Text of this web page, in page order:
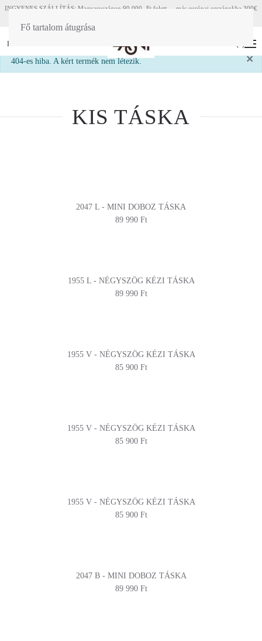
Fő tartalom átugrása
HU
INGYENES SZÁLLÍTÁS: Magyaroszágon 90 000.-Ft felett - más európai országokba 300€
×
info
404-es hiba. A kért termék nem létezik.
KIS TÁSKA
2047 L - MINI DOBOZ TÁSKA
89 990 Ft
1955 L - NÉGYSZÖG KÉZI TÁSKA
89 990 Ft
1955 V - NÉGYSZÖG KÉZI TÁSKA
85 900 Ft
1955 V - NÉGYSZÖG KÉZI TÁSKA
85 900 Ft
1955 V - NÉGYSZÖG KÉZI TÁSKA
85 900 Ft
2047 B - MINI DOBOZ TÁSKA
89 990 Ft